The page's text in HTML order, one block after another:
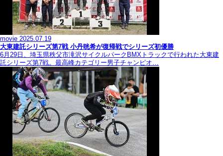
movie 2025.07.19
大東建託シリーズ第7戦 ⼩丹晄希が復帰戦でシリーズ初優勝
6月29日、埼玉県秩父市滝沢サイクルパークBMXトラックで行われた大東建
託シリーズ第7戦。最高峰カテゴリー男子チャンピオ…